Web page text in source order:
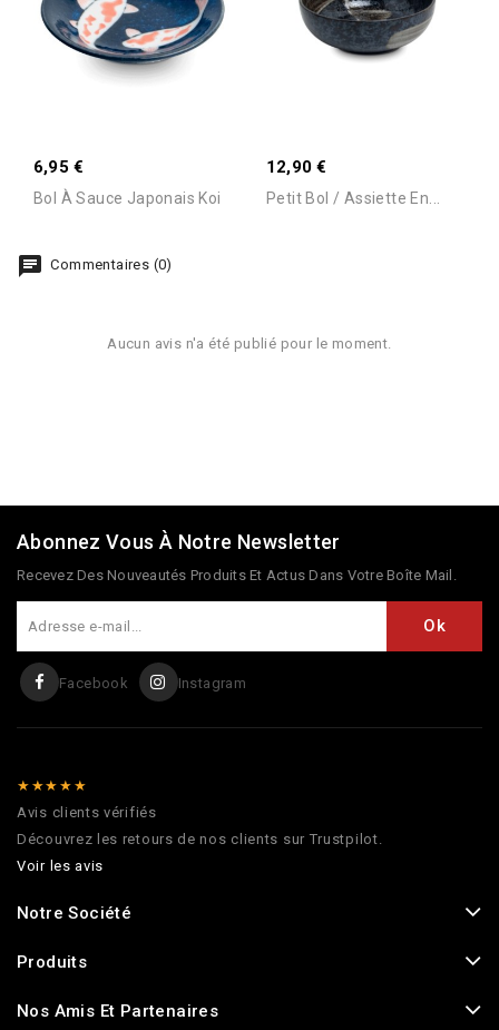
6,95 €
Bol À Sauce Japonais Koi
12,90 €
Petit Bol / Assiette En...
Commentaires (0)
Aucun avis n'a été publié pour le moment.
Abonnez Vous À Notre Newsletter
Recevez Des Nouveautés Produits Et Actus Dans Votre Boîte Mail.
Facebook Instagram
★★★★★
Avis clients vérifiés
Découvrez les retours de nos clients sur Trustpilot.
Voir les avis
Notre Société
Produits
Nos Amis Et Partenaires